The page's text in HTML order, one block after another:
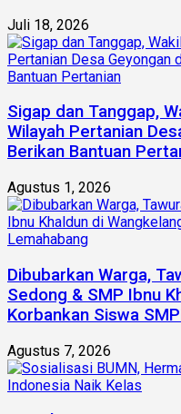
Juli 18, 2026
Sigap dan Tanggap,
Wilayah Pertanian
Berikan Bantuan
Agustus 1, 2026
Dibubarkan Warga,
Sedong & SMP Ibnu
Korbankan Siswa
Agustus 7, 2026